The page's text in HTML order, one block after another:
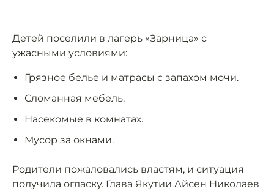
Детей поселили в лагерь «Зарница» с
ужасными условиями:
Грязное белье и матрасы с запахом мочи.
Сломанная мебель.
Насекомые в комнатах.
Мусор за окнами.
Родители пожаловались властям, и ситуация
получила огласку. Глава Якутии Айсен Николаев